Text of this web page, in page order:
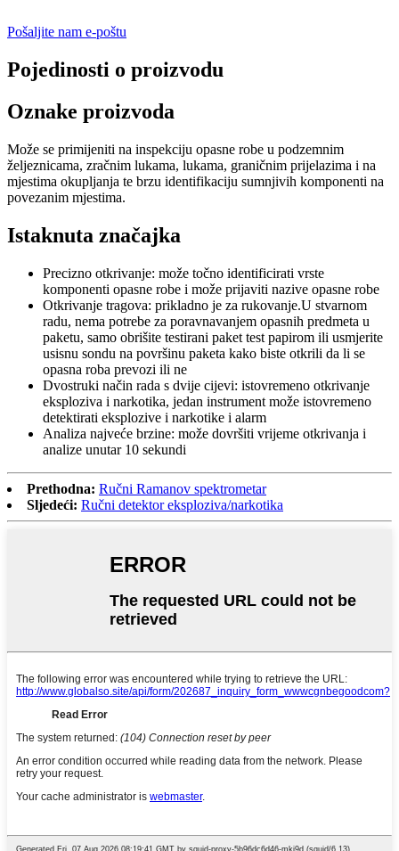
Pošaljite nam e-poštu
Pojedinosti o proizvodu
Oznake proizvoda
Može se primijeniti na inspekciju opasne robe u podzemnim
željeznicama, zračnim lukama, lukama, graničnim prijelazima i na
mjestima okupljanja te brzu identifikaciju sumnjivih komponenti na
povezanim mjestima.
Istaknuta značajka
Precizno otkrivanje: može točno identificirati vrste
komponenti opasne robe i može prijaviti nazive opasne robe
Otkrivanje tragova: prikladno je za rukovanje.U stvarnom
radu, nema potrebe za poravnavanjem opasnih predmeta u
paketu, samo obrišite testirani paket test papirom ili usmjerite
usisnu sondu na površinu paketa kako biste otkrili da li se
opasna roba prevozi ili ne
Dvostruki način rada s dvije cijevi: istovremeno otkrivanje
eksploziva i narkotika, jedan instrument može istovremeno
detektirati eksplozive i narkotike i alarm
Analiza najveće brzine: može dovršiti vrijeme otkrivanja i
analize unutar 10 sekundi
Prethodna: Ručni Ramanov spektrometar
Sljedeći: Ručni detektor eksploziva/narkotika